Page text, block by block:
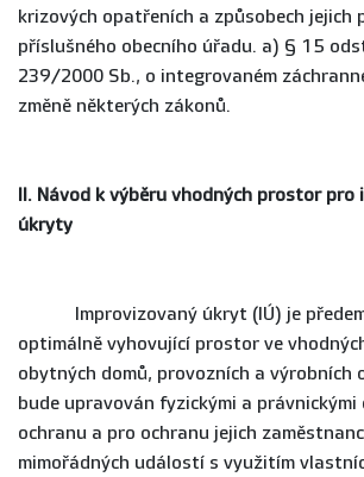
krizových opatřeních a způsobech jejich
příslušného obecního úřadu. a) § 15
239/2000 Sb., o integrovaném
změně některých zákonů.
II. Návod k výběru vhodných prostor pro
úkryty
Improvizovaný úkryt (IÚ) je
optimálně vyhovující prostor ve
obytných domů, provozních a výrobních
bude upravován fyzickými a právnickými
ochranu a pro ochranu jejich
mimořádných událostí s využitím